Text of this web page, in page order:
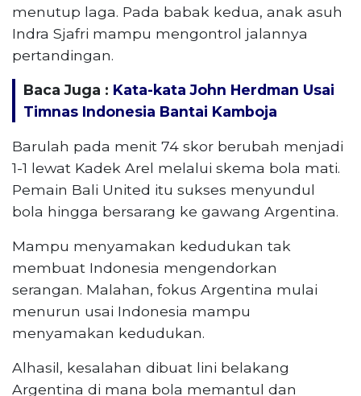
menutup laga. Pada babak kedua, anak asuh
Indra Sjafri mampu mengontrol jalannya
pertandingan.
Baca Juga : Kata-kata John Herdman Usai
Timnas Indonesia Bantai Kamboja
Barulah pada menit 74 skor berubah menjadi
1-1 lewat Kadek Arel melalui skema bola mati.
Pemain Bali United itu sukses menyundul
bola hingga bersarang ke gawang Argentina.
Mampu menyamakan kedudukan tak
membuat Indonesia mengendorkan
serangan. Malahan, fokus Argentina mulai
menurun usai Indonesia mampu
menyamakan kedudukan.
Alhasil, kesalahan dibuat lini belakang
Argentina di mana bola memantul dan